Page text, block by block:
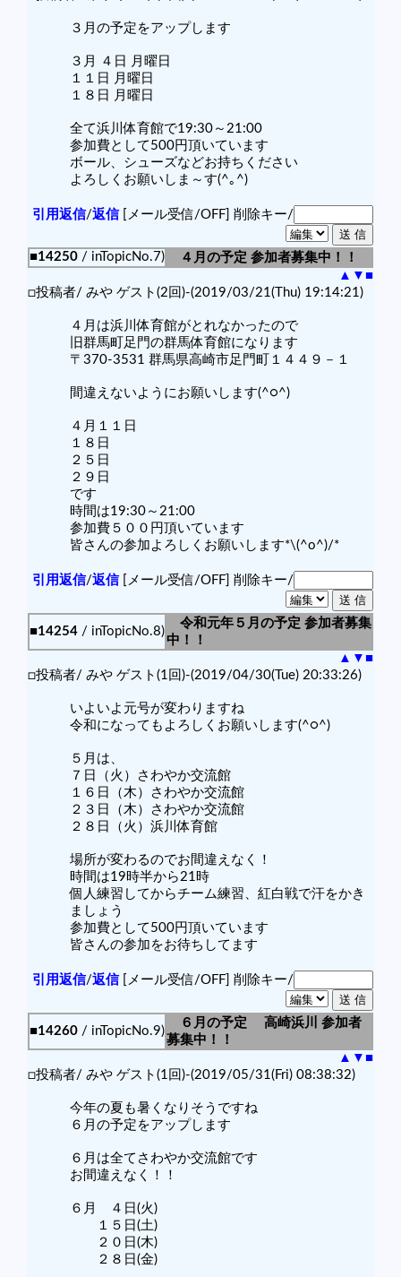
３月の予定をアップします
３月 ４日 月曜日
１１日 月曜日
１８日 月曜日
全て浜川体育館で19:30～21:00
参加費として500円頂いています
ボール、シューズなどお持ちください
よろしくお願いしま～す(^｡^)
引用返信/返信[メール受信/OFF] 削除キー/
■14250 / inTopicNo.7)
４月の予定 参加者募集中！！
▲ ▼ ■
□投稿者/ みや ゲスト(2回)-(2019/03/21(Thu) 19:14:21)
４月は浜川体育館がとれなかったので
旧群馬町足門の群馬体育館になります
〒370-3531 群馬県高崎市足門町１４４９－１
間違えないようにお願いします(^○^)
４月１１日
１８日
２５日
２９日
です
時間は19:30～21:00
参加費５００円頂いています
皆さんの参加よろしくお願いします*\(^o^)/*
引用返信/返信[メール受信/OFF] 削除キー/
■14254 / inTopicNo.8)
令和元年５月の予定 参加者募集
中！！
▲ ▼ ■
□投稿者/ みや ゲスト(1回)-(2019/04/30(Tue) 20:33:26)
いよいよ元号が変わりますね
令和になってもよろしくお願いします(^○^)
５月は、
７日（火）さわやか交流館
１６日（木）さわやか交流館
２３日（木）さわやか交流館
２８日（火）浜川体育館
場所が変わるのでお間違えなく！
時間は19時半から21時
個人練習してからチーム練習、紅白戦で汗をかき
ましょう
参加費として500円頂いています
皆さんの参加をお待ちしてます
引用返信/返信[メール受信/OFF] 削除キー/
■14260 / inTopicNo.9)
６月の予定 高崎浜川 参加者
募集中！！
▲ ▼ ■
□投稿者/ みや ゲスト(1回)-(2019/05/31(Fri) 08:38:32)
今年の夏も暑くなりそうですね
６月の予定をアップします
６月は全てさわやか交流館です
お間違えなく！！
６月 ４日(火)
１５日(土)
２０日(木)
２８日(金)